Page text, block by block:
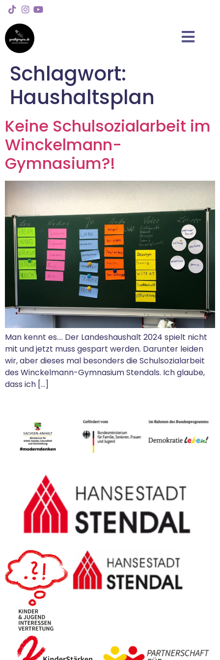
Schlagwort:
Haushaltsplan
Keine Schulsozialarbeit im
Winckelmann-
Gymnasium?!
Man kennt es…. Der Landeshaushalt 2024 spielt nicht
mit und jetzt muss gespart werden. Darunter leiden
wir, aber dieses mal besonders die Schulsozialarbeit
des Winckelmann-Gymnasium Stendals. Ich glaube,
dass ich […]